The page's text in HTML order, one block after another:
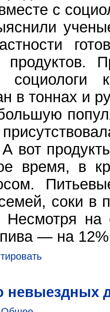
с
продуктов.
в тоннах и
А вот
время, в
соки
на
— на 12%
невыездных